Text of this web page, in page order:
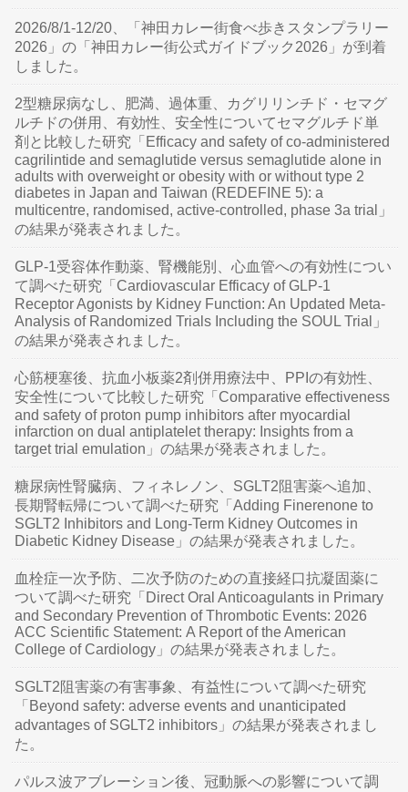
2026/8/1-12/20、「神田カレー街食べ歩きスタンプラリー
2026」の「神田カレー街公式ガイドブック2026」が到着
しました。
2型糖尿病なし、肥満、過体重、カグリリンチド・セマグ
ルチドの併用、有効性、安全性についてセマグルチド単
剤と比較した研究「Efficacy and safety of co-administered
cagrilintide and semaglutide versus semaglutide alone in
adults with overweight or obesity with or without type 2
diabetes in Japan and Taiwan (REDEFINE 5): a
multicentre, randomised, active-controlled, phase 3a trial」
の結果が発表されました。
GLP-1受容体作動薬、腎機能別、心血管への有効性につい
て調べた研究「Cardiovascular Efficacy of GLP-1
Receptor Agonists by Kidney Function: An Updated Meta-
Analysis of Randomized Trials Including the SOUL Trial」
の結果が発表されました。
心筋梗塞後、抗血小板薬2剤併用療法中、PPIの有効性、
安全性について比較した研究「Comparative effectiveness
and safety of proton pump inhibitors after myocardial
infarction on dual antiplatelet therapy: Insights from a
target trial emulation」の結果が発表されました。
糖尿病性腎臓病、フィネレノン、SGLT2阻害薬へ追加、
長期腎転帰について調べた研究「Adding Finerenone to
SGLT2 Inhibitors and Long-Term Kidney Outcomes in
Diabetic Kidney Disease」の結果が発表されました。
血栓症一次予防、二次予防のための直接経口抗凝固薬に
ついて調べた研究「Direct Oral Anticoagulants in Primary
and Secondary Prevention of Thrombotic Events: 2026
ACC Scientific Statement: A Report of the American
College of Cardiology」の結果が発表されました。
SGLT2阻害薬の有害事象、有益性について調べた研究
「Beyond safety: adverse events and unanticipated
advantages of SGLT2 inhibitors」の結果が発表されまし
た。
パルス波アブレーション後、冠動脈への影響について調